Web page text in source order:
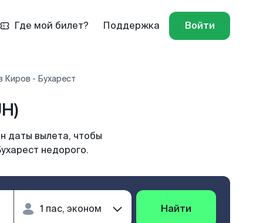
Где мой билет? Поддержка Войти
Киров - Бухарест
даты вылета, чтобы
недорого.
Найти